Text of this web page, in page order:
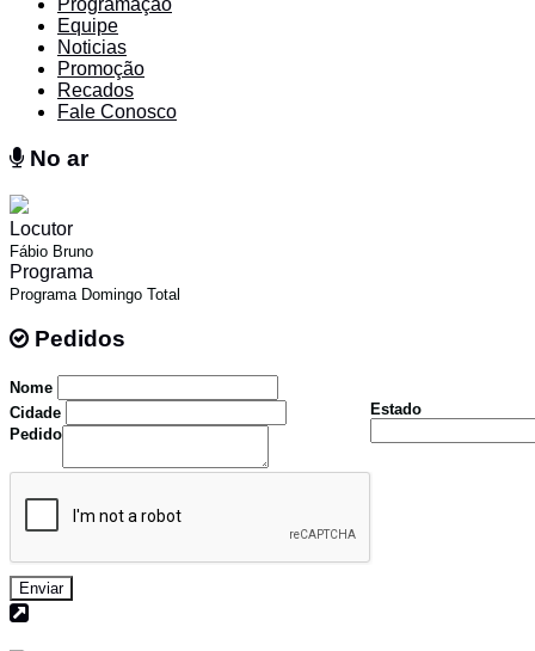
Programação
Equipe
Noticias
Promoção
Recados
Fale Conosco
No ar
Locutor
Fábio Bruno
Programa
Programa Domingo Total
Pedidos
Nome
Cidade
Estado
Pedido
Enviar